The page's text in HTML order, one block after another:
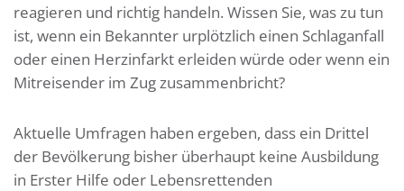
reagieren und richtig handeln. Wissen Sie, was zu tun
ist, wenn ein Bekannter urplötzlich einen Schlaganfall
oder einen Herzinfarkt erleiden würde oder wenn ein
Mitreisender im Zug zusammenbricht?
Aktuelle Umfragen haben ergeben, dass ein Drittel
der Bevölkerung bisher überhaupt keine Ausbildung
in Erster Hilfe oder Lebensrettenden